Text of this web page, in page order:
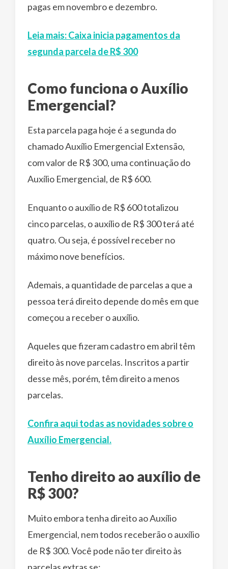
pagas em novembro e dezembro.
Leia mais: Caixa inicia pagamentos da
segunda parcela de R$ 300
Como funciona o Auxílio
Emergencial?
Esta parcela paga hoje é a segunda do
chamado Auxílio Emergencial Extensão,
com valor de R$ 300, uma continuação do
Auxílio Emergencial, de R$ 600.
Enquanto o auxílio de R$ 600 totalizou
cinco parcelas, o auxílio de R$ 300 terá até
quatro. Ou seja, é possível receber no
máximo nove benefícios.
Ademais, a quantidade de parcelas a que a
pessoa terá direito depende do mês em que
começou a receber o auxílio.
Aqueles que fizeram cadastro em abril têm
direito às nove parcelas. Inscritos a partir
desse mês, porém, têm direito a menos
parcelas.
Confira aqui todas as novidades sobre o
Auxílio Emergencial.
Tenho direito ao auxílio de
R$ 300?
Muito embora tenha direito ao Auxílio
Emergencial, nem todos receberão o auxílio
de R$ 300. Você pode não ter direito às
parcelas extras se: